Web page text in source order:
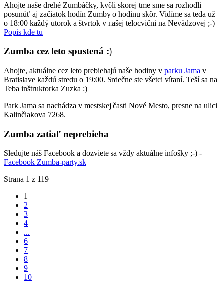
Ahojte naše drehé Zumbáčky, kvôli skorej tme sme sa rozhodli
posunúť aj začiatok hodín Zumby o hodinu skôr. Vidíme sa teda už
o 18:00 každý utorok a štvrtok v našej telocvični na Nevädzovej ;-)
Popis kde tu
Zumba cez leto spustená :)
Ahojte, aktuálne cez leto prebiehajú naše hodiny v parku Jama v
Bratislave každú stredu o 19:00. Srdečne ste všetci vítaní. Teší sa na
Teba inštruktorka Zuzka :)
Park Jama sa nachádza v mestskej časti Nové Mesto, presne na ulici
Kalinčiakova 7268.
Zumba zatiaľ neprebieha
Sledujte náš Facebook a dozviete sa vždy aktuálne infošky ;-) -
Facebook Zumba-party.sk
Strana 1 z 119
1
2
3
4
...
6
7
8
9
10